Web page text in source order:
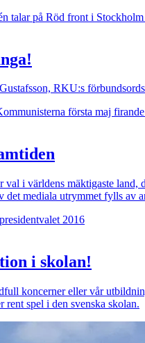
RKU:s
val i världens mäktigaste
det mediala utrymmet fylls av
i skolan!
koncerner eller vår
rent spel i den svenska skolan.